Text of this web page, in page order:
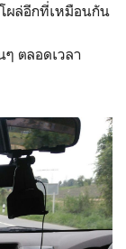
ผล่อีกที่เหมือนกัน
ตลอดเวลา